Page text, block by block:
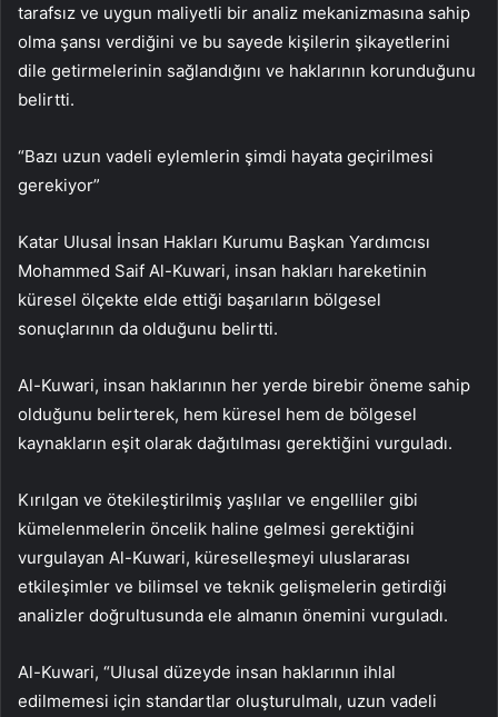
tarafsız ve uygun maliyetli bir analiz mekanizmasına sahip
olma şansı verdiğini ve bu sayede kişilerin şikayetlerini
dile getirmelerinin sağlandığını ve haklarının korunduğunu
belirtti.
“Bazı uzun vadeli eylemlerin şimdi hayata geçirilmesi
gerekiyor”
Katar Ulusal İnsan Hakları Kurumu Başkan Yardımcısı
Mohammed Saif Al-Kuwari, insan hakları hareketinin
küresel ölçekte elde ettiği başarıların bölgesel
sonuçlarının da olduğunu belirtti.
Al-Kuwari, insan haklarının her yerde birebir öneme sahip
olduğunu belirterek, hem küresel hem de bölgesel
kaynakların eşit olarak dağıtılması gerektiğini vurguladı.
Kırılgan ve ötekileştirilmiş yaşlılar ve engelliler gibi
kümelenmelerin öncelik haline gelmesi gerektiğini
vurgulayan Al-Kuwari, küreselleşmeyi uluslararası
etkileşimler ve bilimsel ve teknik gelişmelerin getirdiği
analizler doğrultusunda ele almanın önemini vurguladı.
Al-Kuwari, “Ulusal düzeyde insan haklarının ihlal
edilmemesi için standartlar oluşturulmalı, uzun vadeli